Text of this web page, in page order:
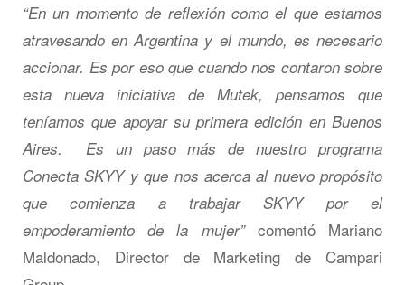
“En un momento de reflexión como el que estamos
atravesando en Argentina y el mundo, es necesario
accionar. Es por eso que cuando nos contaron sobre
esta nueva iniciativa de Mutek, pensamos que
teníamos que apoyar su primera edición en Buenos
Aires. Es un paso más de nuestro programa
Conecta SKYY y que nos acerca al nuevo propósito
que comienza a trabajar SKYY por el
empoderamiento de la mujer”comentó Mariano
Maldonado, Director de Marketing de Campari